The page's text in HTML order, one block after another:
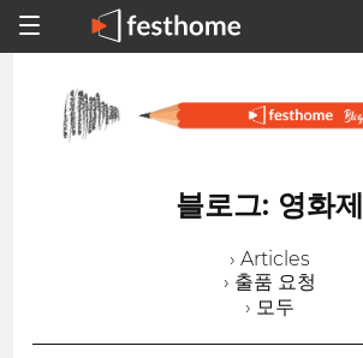
블로그: 영화제
› Articles
› 출품 요청
› 모두